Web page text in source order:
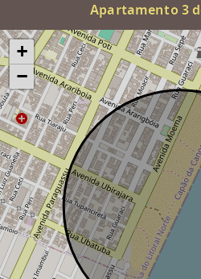
Apartamento 3
+
−